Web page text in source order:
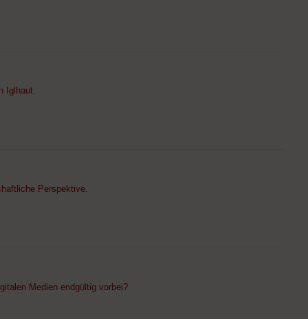
Iglhaut.
Perspektive.
Medien endgültig vorbei?